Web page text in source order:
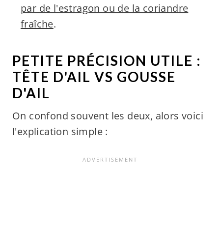
par de l'estragon ou de la coriandre
fraîche.
PETITE PRÉCISION UTILE :
TÊTE D'AIL VS GOUSSE
D'AIL
On confond souvent les deux, alors voici
l'explication simple :